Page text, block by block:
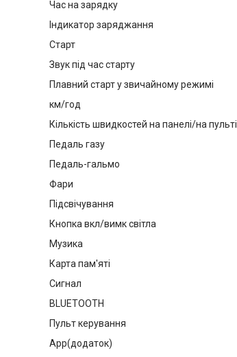
Час на зарядку
Індикатор заряджання
Старт
Звук під час старту
Плавний старт у звичайному режимі
км/год
Кількість швидкостей на панелі/на пульті
Педаль газу
Педаль-гальмо
Фари
Підсвічування
Кнопка вкл/вимк світла
Музика
Карта пам'яті
Сигнал
BLUETOOTH
Пульт керування
App(додаток)